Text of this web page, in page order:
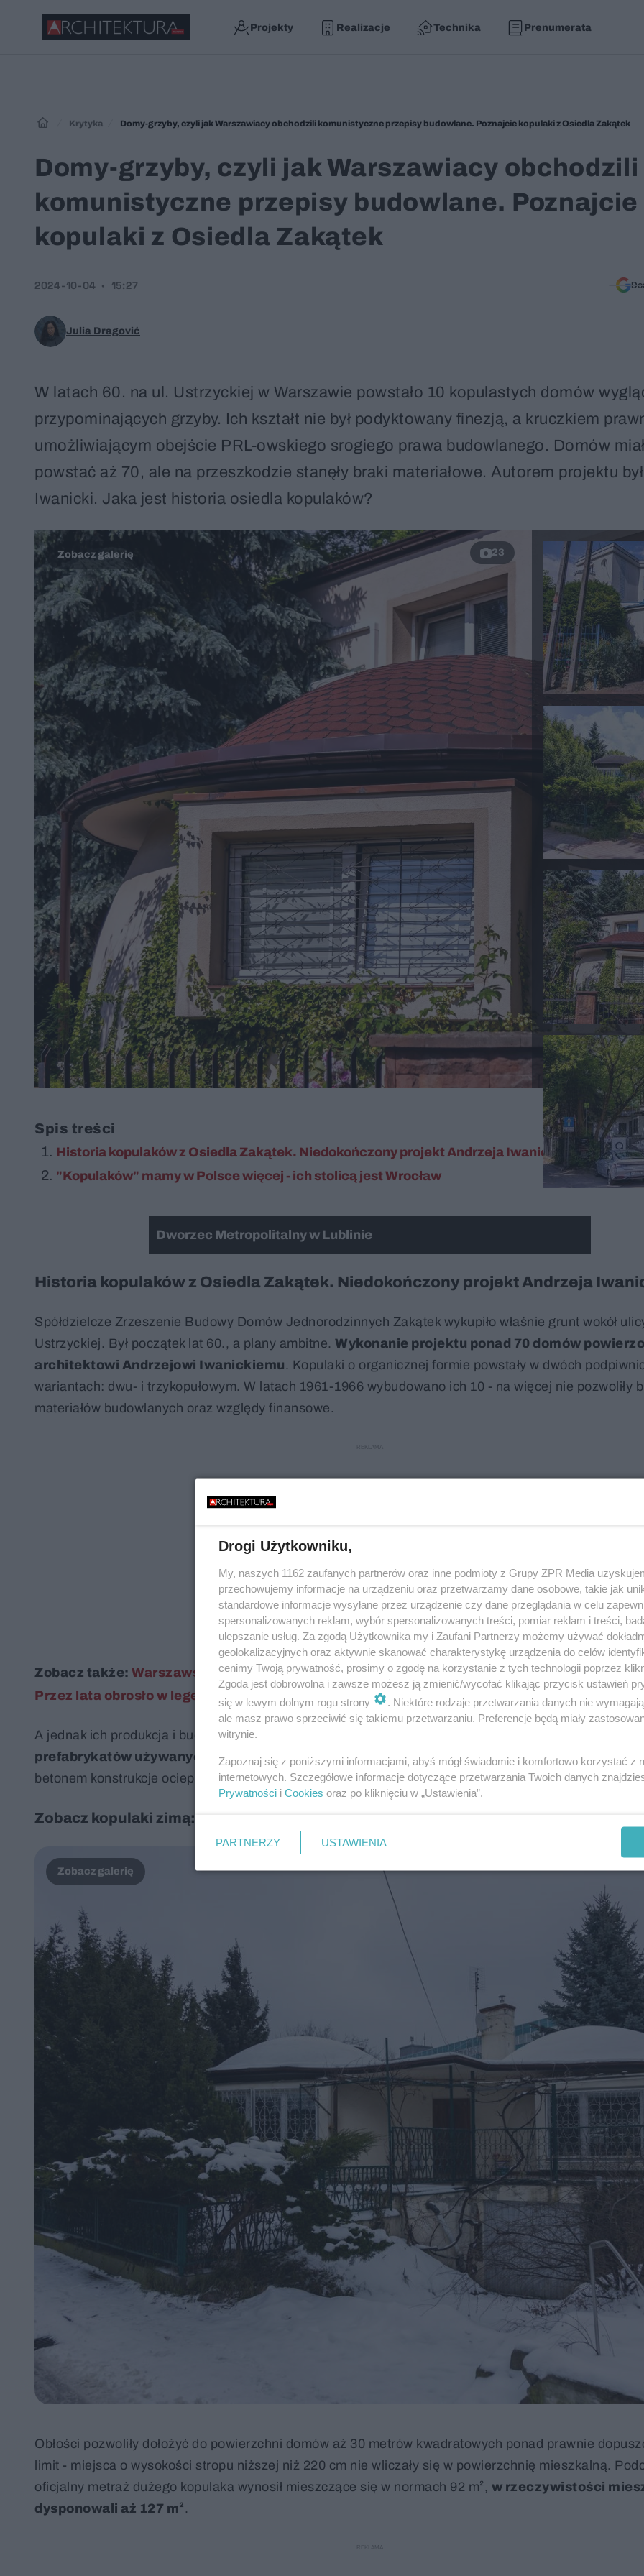
Projekty Realizacje Technika Prenumerata
Krytyka Domy-grzyby, czyli jak Warszawiacy obchodzili komunistyczne przepisy budowlane. Poznajcie kopulaki z Osiedla Zakątek
Domy-grzyby, czyli jak Warszawiacy obchodzili
komunistyczne przepisy budowlane. Poznajcie
kopulaki z Osiedla Zakątek
Julia Dragović
2024-10-04 15:27
W latach 60. na ul. Ustrzyckiej w Warszawie powstało 10 kopulastych domów
przypominających grzyby. Ich kształt nie był podyktowany finezją, a kruczkiem
umożliwiającym obejście PRL-owskiego srogiego prawa budowlanego. Domów
powstać aż 70, ale na przeszkodzie stanęły braki materiałowe. Autorem projektu
Iwanicki. Jaka jest historia osiedla kopulaków?
23
Spis treści
Historia kopulaków z Osiedla Zakątek. Niedokończony projekt Andrzeja Iwanickiego
"Kopulaków" mamy w Polsce więcej - ich stolicą jest Wrocław
Dworzec Metropolitalny w Lublinie
Historia kopulaków z Osiedla Zakątek. Niedokończony projekt Andrzeja
Spółdzielcze Zrzeszenie Budowy Domów Jednorodzinnych Zakątek wykupiło właśnie grunt wokół
Ustrzyckiej. Był początek lat 60., a plany ambitne. Wykonanie projektu ponad 70 domów
architektowi Andrzejowi Iwanickiemu . Kopulaki o organicznej formie powstały w dwóch
wariantach: dwu- i trzykopułowym. W latach 1961-1966 wybudowano ich 10 - na więcej nie pozwoliły
materiałów budowlanych oraz względy finansowe.
Zobacz także: Warszawskie Osiedle "Przyjaźń" - to tu mieszkali budowniczowie Pałacu
Przez lata obrosło w legendy, teraz stanie się zabytkiem
A jednak ich produkcja i budowa nie były kosztowne - powstały prawdopodobnie z
prefabrykatów używanych do budowy silosów. Na jeden dom przypadało 40 prefabrykatów.
betonem konstrukcje ocieplano pumeksem i tynkowano.
Zobacz kopulaki zimą:
Obłości pozwoliły dołożyć do powierzchni domów aż 30 metrów kwadratowych ponad prawnie
limit - miejsca o wysokości stropu niższej niż 220 cm nie wliczały się w powierzchnię mieszkalną.
oficjalny metraż dużego kopulaka wynosił mieszczące się w normach 92 m², w rzeczywistości
dysponowali aż 127 m² .
Drogi Użytkowniku,
My, naszych 1162 zaufanych partnerów oraz inne podmioty z Grupy ZPR Media
przechowujemy informacje na urządzeniu oraz przetwarzamy dane osobowe, takie jak
standardowe informacje wysyłane przez urządzenie czy dane przeglądania w celu
spersonalizowanych reklam, wybór spersonalizowanych treści, pomiar reklam i treści,
ulepszanie usług. Za zgodą Użytkownika my i Zaufani Partnerzy możemy używać
geolokalizacyjnych oraz aktywnie skanować charakterystykę urządzenia do celów
cenimy Twoją prywatność, prosimy o zgodę na korzystanie z tych technologii poprzez
Zgoda jest dobrowolna i zawsze możesz ją zmienić/wycofać klikając przycisk ustawień
się w lewym dolnym rogu strony
. Niektóre rodzaje przetwarzania danych nie
ale masz prawo sprzeciwić się takiemu przetwarzaniu. Preferencje będą miały
witrynie.
Zapoznaj się z poniższymi informacjami, abyś mógł świadomie i komfortowo korzystać z
internetowych. Szczegółowe informacje dotyczące przetwarzania Twoich danych
Prywatności i Cookies oraz po kliknięciu w „Ustawienia”.
PARTNERZY USTAWIENIA